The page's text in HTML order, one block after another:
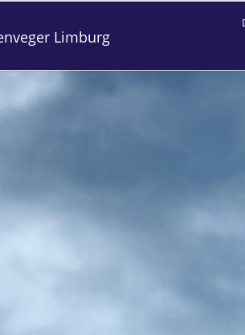
Limburg